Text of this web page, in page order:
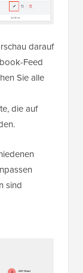
darauf
Feed
Sie alle
die auf
sind